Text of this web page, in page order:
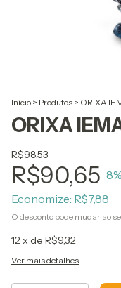
Início > Produtos > ORIXA
ORIXA
R$98,53
R$90,65 8
Economize: R$7,88
O desconto pode mudar ao
12x de R$9,32
Ver mais detalhes